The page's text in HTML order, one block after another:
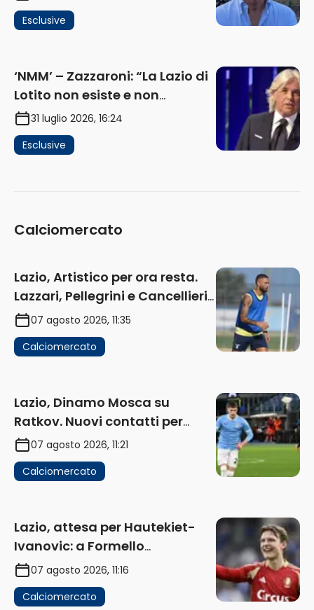
Flaminio e politica. La protesta
e gli interessi dei fondi”
Esclusive
‘NMM’ – Zazzaroni: “La Lazio di
Lotito non esiste e non
funziona più. E’ ora di lasciare,
ma lui non ascolta. Pignataro?
Ho verificato…” (AUDIO)
31 luglio 2026, 16:24
Esclusive
Calciomercato
Lazio, Artistico per ora resta.
Lazzari, Pellegrini e Cancellieri
in uscita
07 agosto 2026, 11:35
Calciomercato
Lazio, Dinamo Mosca su
Ratkov. Nuovi contatti per
Pinamonti
07 agosto 2026, 11:21
Calciomercato
Lazio, attesa per Hautekiet-
Ivanovic: a Formello
attendono risposte
07 agosto 2026, 11:16
Calciomercato